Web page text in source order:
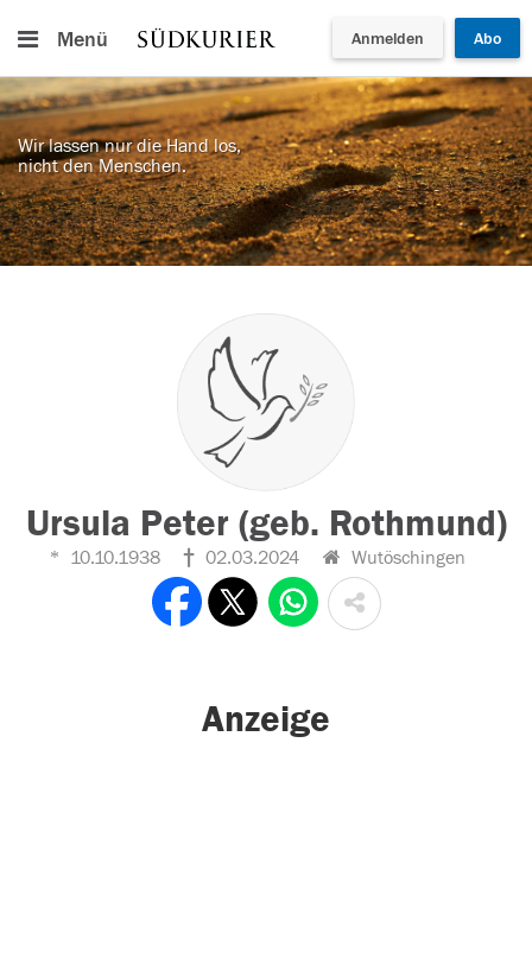
Menü Anmelden Abo
Wir lassen nur die Hand los,
nicht den Menschen.
Ursula Peter (geb. Rothmund)
10.10.1938 02.03.2024 Wutöschingen
Anzeige